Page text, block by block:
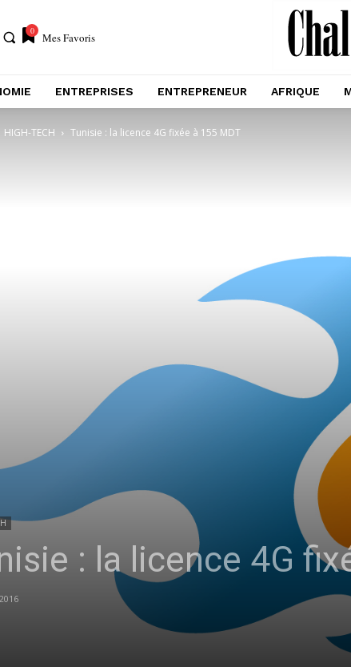
0 Mes Favoris
ENTREPRISES ENTREPRENEUR AFRIQUE
HIGH-TECH Tunisie : la licence 4G fixée à 155 MDT
: la licence 4G